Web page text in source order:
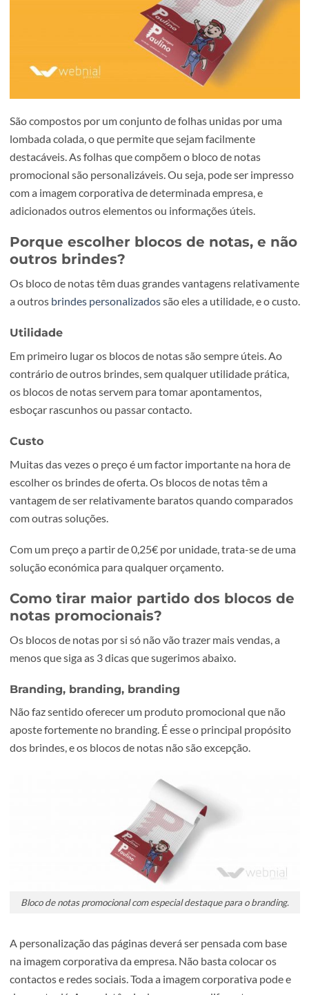
São compostos por um conjunto de folhas unidas por
lombada colada, o que permite que sejam facilmente
destacáveis. As folhas que compõem o bloco de notas
promocional são personalizáveis. Ou seja, pode ser
adicionados outros elementos ou informações úteis.
Porque escolher blocos de notas, e
outros brindes?
Os bloco de notas têm duas grandes vantagens
a outrosbrindes personalizadossão eles a utilidade, e o
contrário de outros brindes, sem qualquer utilidade
os blocos de notas servem para tomar apontamentos,
esboçar rascunhos ou passar contacto.
Custo
Muitas das vezes o preço é um factor importante na
escolher os brindes de oferta. Os blocos de notas têm a
vantagem de ser relativamente baratos quando
com outras soluções.
solução económica para qualquer orçamento.
Como tirar maior partido dos blocos
notas promocionais?
menos que siga as 3 dicas que sugerimos abaixo.
Branding, branding, branding
Não faz sentido oferecer um produto promocional que
aposte fortemente no branding. É esse o principal